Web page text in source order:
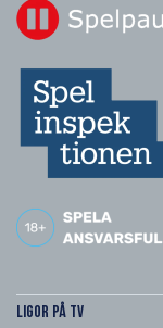
Ligor på TV